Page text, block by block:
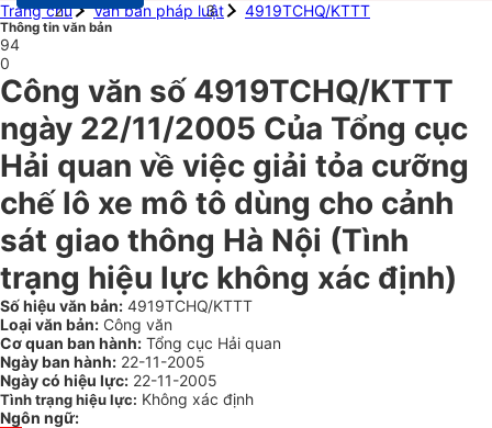
Trang chủ
Văn bản pháp luật 4919TCHQ/KTTT
Thông tin văn bản
94
0
Công văn số 4919TCHQ/KTTT
ngày 22/11/2005 Của Tổng cục
Hải quan về việc giải tỏa cưỡng
chế lô xe mô tô dùng cho cảnh
sát giao thông Hà Nội (Tình
trạng hiệu lực không xác định)
Số hiệu văn bản: 4919TCHQ/KTTT
Loại văn bản: Công văn
Cơ quan ban hành: Tổng cục Hải quan
Ngày ban hành: 22-11-2005
Ngày có hiệu lực: 22-11-2005
Tình trạng hiệu lực: Không xác định
Ngôn ngữ: